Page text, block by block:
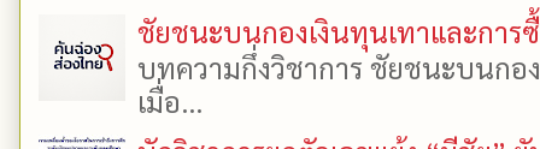
ชัยชนะบนกองเงินทุนเทาและการ
บทความกึ่งวิชาการ ชัยชนะบนกอ
เมื่อ...